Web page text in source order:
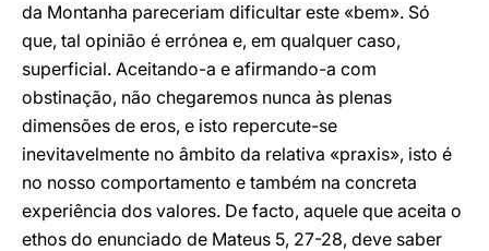
da Montanha pareceriam dificultar este «bem». Só
que, tal opinião é errónea e, em qualquer caso,
superficial. Aceitando-a e afirmando-a com
obstinação, não chegaremos nunca às plenas
dimensões de eros, e isto repercute-se
inevitavelmente no âmbito da relativa «praxis», isto é
no nosso comportamento e também na concreta
experiência dos valores. De facto, aquele que aceita o
ethos do enunciado de Mateus 5, 27-28, deve saber